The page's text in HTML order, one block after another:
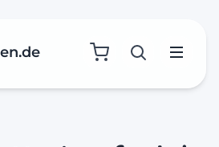
SucheMenü